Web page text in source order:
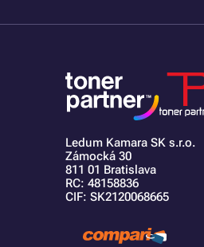
Ledum Kamara SK s.r.o.
Zámocká 30
811 01 Bratislava
RC: 48158836
CIF: SK2120068665